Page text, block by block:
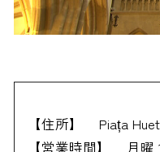
【住所】
Piața
【営業時間】
月曜